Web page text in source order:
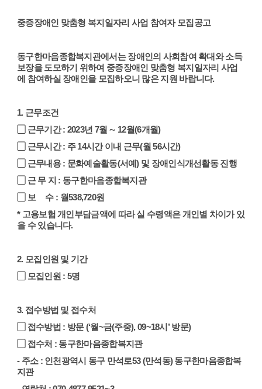
중증장애인 맞춤형 복지일자리 사업 참여자 모집공고
동구한마음종합복지관에서는 장애인의 사회참여 확대와 소득
보장을 도모하기 위하여 중증장애인 맞춤형 복지일자리 사업
에 참여하실 장애인을 모집하오니 많은 지원 바랍니다.
1. 근무조건
▢ 근무기간 : 2023년 7월 ∼ 12월(6개월)
▢ 근무시간 : 주 14시간 이내 근무(월 56시간)
▢ 근무내용 : 문화예술활동(서예) 및 장애인식개선활동 진행
▢ 근 무 지 : 동구한마음종합복지관
▢ 보 수 : 월538,720원
* 고용보험 개인부담금액에 따라 실 수령액은 개인별 차이가 있
을 수 있습니다.
2. 모집인원 및 기간
▢ 모집인원 : 5명
3. 접수방법 및 접수처
▢ 접수방법 : 방문 (‘월~금(주중), 09~18시’ 방문)
▢ 접수처 : 동구한마음종합복지관
- 주소 : 인천광역시 동구 만석로53 (만석동) 동구한마음종합복
지관